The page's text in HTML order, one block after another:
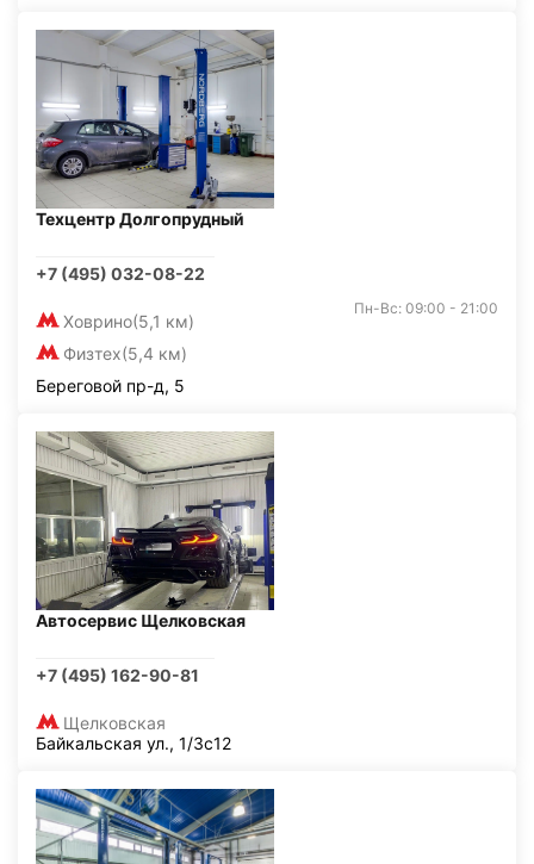
Техцентр Долгопрудный
+7 (495) 032-08-22
Ховрино(5,1 км)
Физтех(5,4 км)
Пн-Вс: 09:00 - 21:00
Береговой пр-д, 5
Автосервис Щелковская
+7 (495) 162-90-81
Щелковская
Байкальская ул., 1/3с12